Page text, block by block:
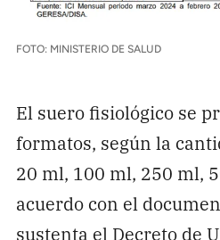
FOTO: MINISTERIO DE SALUD
El suero fisiológico se
formatos, según la
20 ml, 100 ml, 250 ml,
acuerdo con el
sustenta el Decreto de